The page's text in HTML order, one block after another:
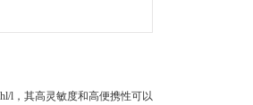
l，其高灵敏度和高便携性可以